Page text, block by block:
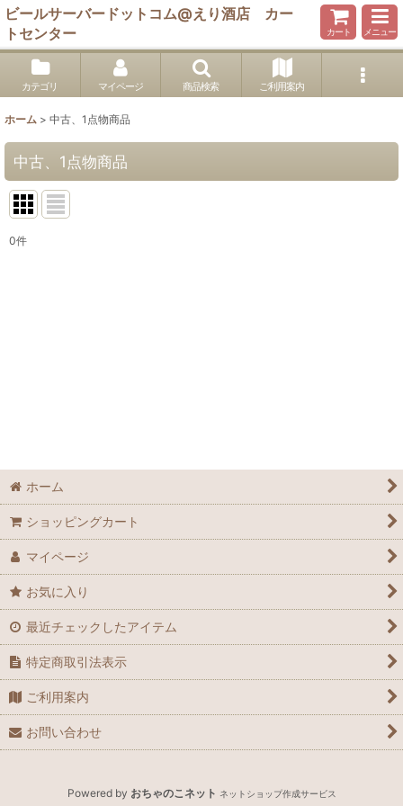
ビールサーバードットコム@えり酒店 カー
トセンター
カート メニュー
カテゴリ マイページ 商品検索 ご利用案内
ホーム > 中古、1点物商品
中古、1点物商品
0件
ホーム
ショッピングカート
マイページ
お気に入り
最近チェックしたアイテム
特定商取引法表示
ご利用案内
お問い合わせ
Powered by おちゃのこネット ネットショップ作成サービス